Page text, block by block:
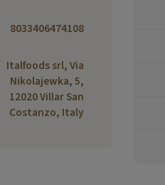
8033406474108
Italfoods srl, Via
Nikolajewka, 5,
12020 Villar San
Costanzo, Italy